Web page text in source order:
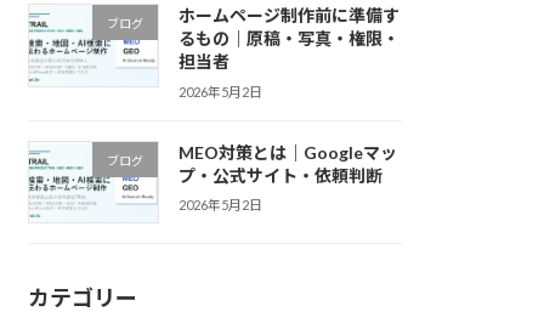
ブログ
ホームページ制作前に準備す
るもの｜原稿・写真・権限・
担当者
2026年5月2日
ブログ
MEO対策とは｜Googleマッ
プ・公式サイト・依頼判断
2026年5月2日
カテゴリー